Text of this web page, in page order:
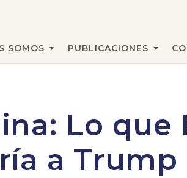
SOMOS PUBLICACIONES
BUSCAR
Lo que
a Trump